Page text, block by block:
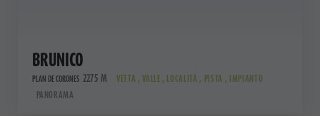
BRUNICO
PLAN DE CORONES 2275 M
VETTA , VALLE , LOCALITÀ , PISTA , IMPIANTO
PANORAMA